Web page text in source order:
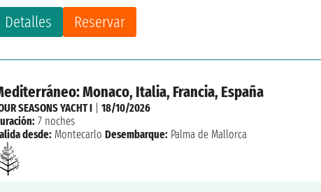
Detalles Reservar
Monaco, Italia, Francia, España
SEASONS YACHT I |18/10/2026
7 noches
desde: Montecarlo Desembarque: Palma de Mallorca